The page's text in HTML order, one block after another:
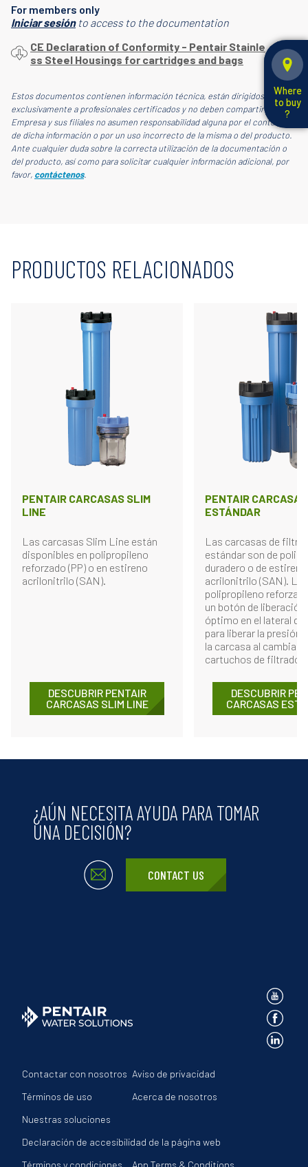
For members only
Iniciar sesiónto access to the documentation
CE Declaration of Conformity - Pentair Stainle
ss Steel Housings for cartridges and bags
Estos documentos contienen información técnica, están dirigidos
exclusivamente a profesionales certificados y no deben compartirse. La
Empresa y sus filiales no asumen responsabilidad alguna por el contenido
de dicha información o por un uso incorrecto de la misma o del producto.
Ante cualquier duda sobre la correcta utilización de la documentación o
del producto, así como para solicitar cualquier información adicional, por
favor, contáctenos.
PRODUCTOS RELACIONADOS
PENTAIR CARCASAS SLIM
LINE
Las carcasas Slim Line están
disponibles en polipropileno
reforzado (PP) o en estireno
acrilonitrilo (SAN).
DESCUBRIR PENTAIR
CARCASAS SLIM LINE
PENTAIR CARCASAS
ESTÁNDAR
Las carcasas de
estándar son de
duradero o de estireno
acrilonitrilo (SAN). La
polipropileno
un botón de
óptimo en el lateral
para liberar la presión
la carcasa al cambiar
cartuchos de filtrado.
DESCUBRIR
CARCASAS
Where
to buy
?
¿AÚN NECESITA AYUDA PARA TOMAR
UNA DECISIÓN?
CONTACT US
Contactar con nosotros Aviso de privacidad
Términos de uso
Acerca de nosotros
Nuestras soluciones
Declaración de accesibilidad de la página web
Términos y condiciones
App Terms & Conditions